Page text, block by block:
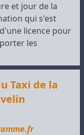
et jour de la
qui s'est
licence pour
les
Taxi de la